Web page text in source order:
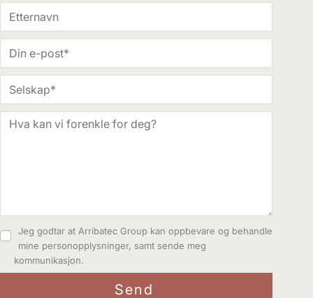
Jeg godtar at Arribatec Group kan oppbevare og behandle
mine personopplysninger, samt sende meg
kommunikasjon.